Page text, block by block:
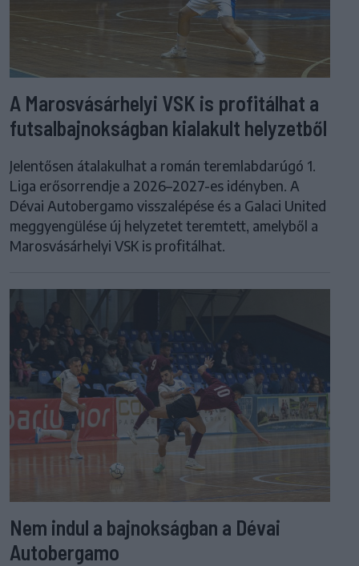
A Marosvásárhelyi VSK is profitálhat a
futsalbajnokságban kialakult helyzetből
Jelentősen átalakulhat a román teremlabdarúgó 1.
Liga erősorrendje a 2026–2027-es idényben. A
Dévai Autobergamo visszalépése és a Galaci United
meggyengülése új helyzetet teremtett, amelyből a
Marosvásárhelyi VSK is profitálhat.
Nem indul a bajnokságban a Dévai
Autobergamo